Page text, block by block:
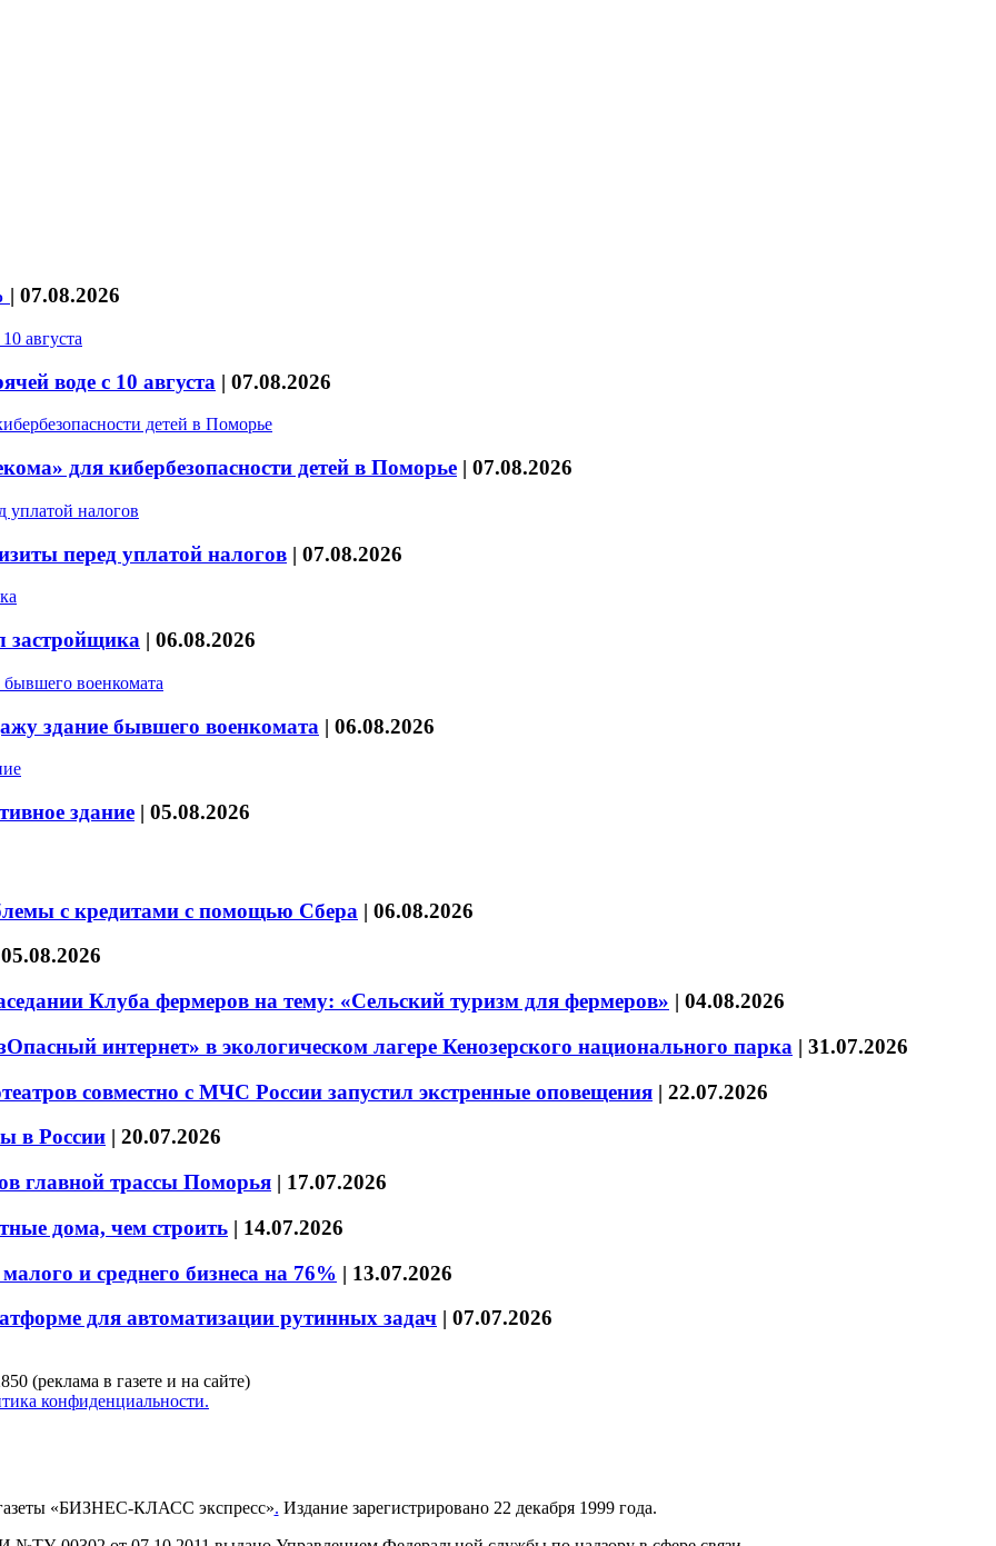
| 07.08.2026
воде с 10 августа | 07.08.2026
для кибербезопасности детей в Поморье | 07.08.2026
перед уплатой налогов | 07.08.2026
застройщика | 06.08.2026
здание бывшего военкомата | 06.08.2026
здание | 05.08.2026
с кредитами с помощью Сбера | 06.08.2026
05.08.2026
Клуба фермеров на тему: «Сельский туризм для фермеров» | 04.08.2026
интернет» в экологическом лагере Кенозерского национального парка | 31.07.2026
совместно с МЧС России запустил экстренные оповещения | 22.07.2026
в России | 20.07.2026
главной трассы Поморья | 17.07.2026
дома, чем строить | 14.07.2026
и среднего бизнеса на 76% | 13.07.2026
для автоматизации рутинных задач | 07.07.2026
(реклама в газете и на сайте)
конфиденциальности.
«БИЗНЕС-КЛАСС экспресс». Издание зарегистрировано 22 декабря 1999 года.